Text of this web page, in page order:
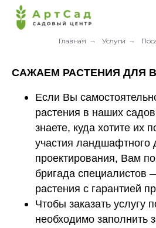
Главная → Услуги →
САЖАЕМ РАСТЕНИЯ ДЛЯ
Если Вы
растения в наших
знаете, куда хотите их
участия ландшафтного
проектирования, Вам
бригада
растения с гарантией
Чтобы заказать услугу
необходимо заполнить